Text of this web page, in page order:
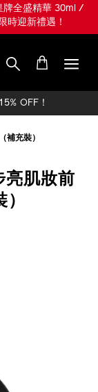
牌全盛精華 30ml /
時迎新禮遇！
OFF！
補充裝）
亮肌妝前